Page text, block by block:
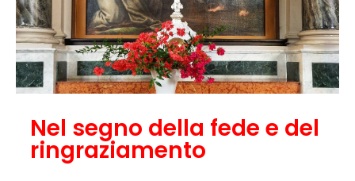
Nel segno della fede e del
ringraziamento